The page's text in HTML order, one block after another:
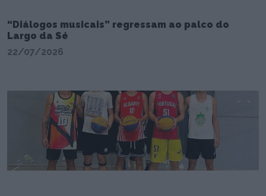
“Diálogos musicais” regressam ao palco do
Largo da Sé
22/07/2026